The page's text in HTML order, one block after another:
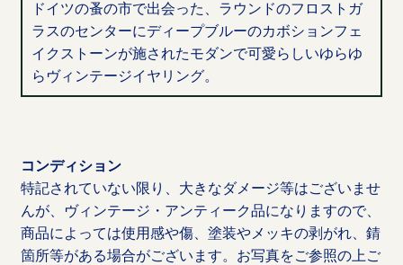
ドイツの蚤の市で出会った、ラウンドのフロストガ
ラスのセンターにディープブルーのカボションフェ
イクストーンが施されたモダンで可愛らしいゆらゆ
らヴィンテージイヤリング。
コンディション
特記されていない限り、大きなダメージ等はございませ
んが、ヴィンテージ・アンティーク品になりますので、
商品によっては使用感や傷、塗装やメッキの剥がれ、錆
箇所等がある場合がございます。お写真をご参照の上ご